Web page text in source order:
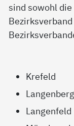
sind sowohl
Krefeld
Langenberg
Langenfeld